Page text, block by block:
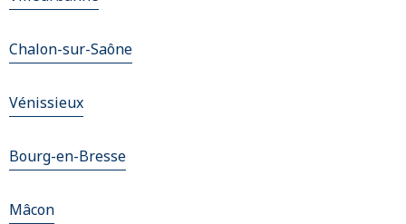
Chalon-sur-Saône
Vénissieux
Bourg-en-Bresse
Mâcon